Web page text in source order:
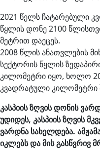
2021 წელს ჩატარებული
წყლის დონე 2100
მეტრით დაეცეს.
2008 წლის ანათვლების
სექტორის წყლის
კილომეტრი იყო, ხოლო
კვადრატული კილომეტრი
კასპიისზღვისდონის
უდიდეს, კასპიისზღვის
ვარდნა სახელდება.
იკლებსდამისგასწვრივ